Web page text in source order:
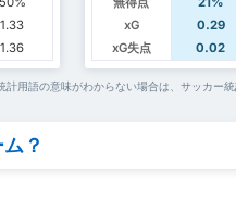
1.33
1.36
xG
0.29
xG失点
0.02
計用語の意味がわからない場合は、サッカー
？